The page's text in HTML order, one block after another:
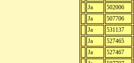
Ja
502006
Ja
507706
Ja
531137
Ja
527465
Ja
527467